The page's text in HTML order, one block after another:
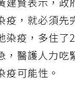
建賢表示，
疫，就必須
染疫，多住
，醫護人力
疫可能性。